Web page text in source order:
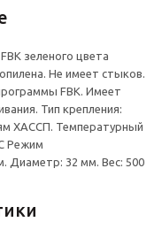
зеленого цвета
Не имеет стыков.
FBK. Имеет
Тип крепления:
ХАССП. Температурный
Режим
Диаметр: 32 мм. Вес: 500